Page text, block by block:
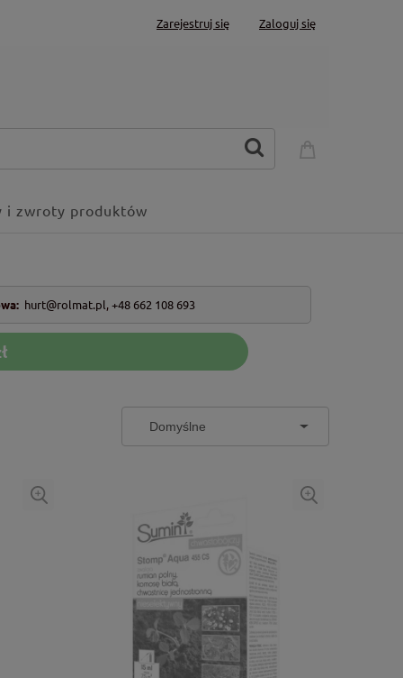
Zarejestruj się Zaloguj się
i zwroty produktów
hurt@rolmat.pl,+48 662 108 693